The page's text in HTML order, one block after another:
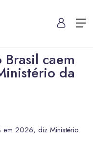
caem
da
em 2026, diz Ministério